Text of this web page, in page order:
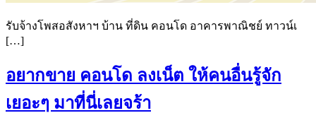
รับจ้างโพสอสังหาฯ บ้าน ที่ดิน คอนโด อาคารพาณิชย์ ทาวน์เ
[…]
อยากขาย คอนโด ลงเน็ต ให้คนอื่นรู้จัก
เยอะๆ มาที่นี่เลยจร้า